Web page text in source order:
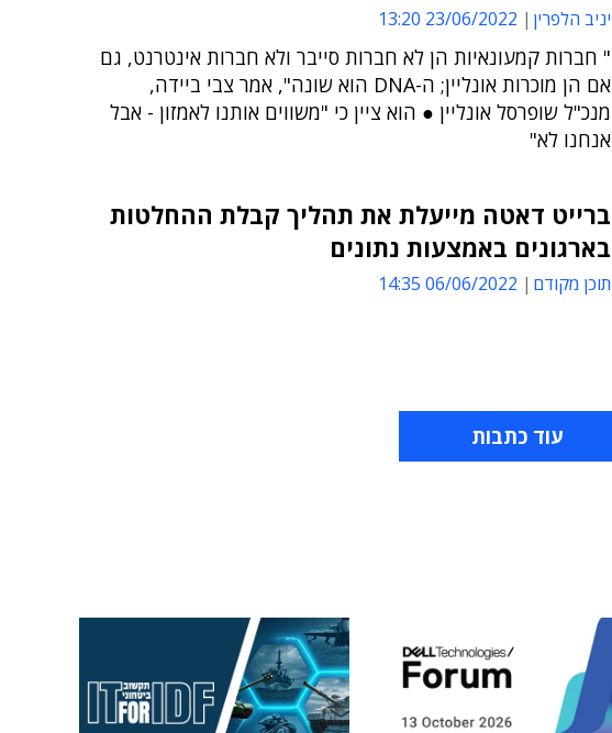
יניב הלפרין 23/06/2022 13:20
" חברות קמעונאיות הן לא חברות סייבר ולא חברות אינטרנט, גם
אם הן מוכרות אונליין; ה-DNA הוא שונה", אמר צבי ביידה,
מנכ"ל שופרסל אונליין ● הוא ציין כי "משווים אותנו לאמזון - אבל
אנחנו לא"
ברייט דאטה מייעלת את תהליך קבלת ההחלטות
בארגונים באמצעות נתונים
תוכן מקודם 06/06/2022 14:35
עוד כתבות